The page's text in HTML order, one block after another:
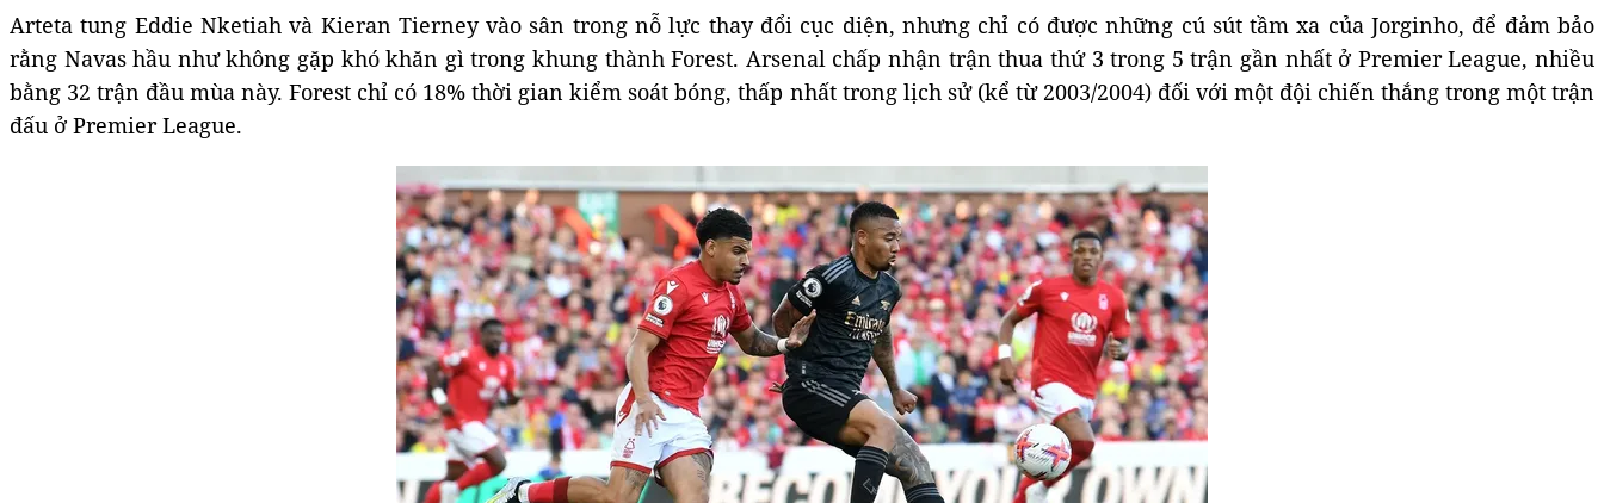
Arteta tung Eddie Nketiah và Kieran Tierney vào sân trong nỗ lực thay đổi cục diện, nhưng chỉ có được những cú sút tầm xa của Jorginho, để đảm bảo
rằng Navas hầu như không gặp khó khăn gì trong khung thành Forest. Arsenal chấp nhận trận thua thứ 3 trong 5 trận gần nhất ở Premier League, nhiều
bằng 32 trận đầu mùa này. Forest chỉ có 18% thời gian kiểm soát bóng, thấp nhất trong lịch sử (kể từ 2003/2004) đối với một đội chiến thắng trong một trận
đấu ở Premier League.